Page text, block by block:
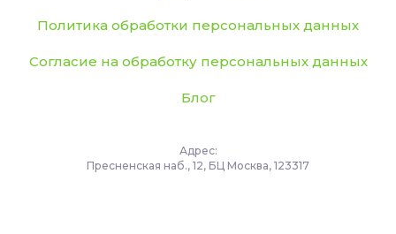
Политика обработки персональных данных
Согласие на обработку персональных данных
Блог
Адрес:
Пресненская наб., 12, БЦ Москва, 123317